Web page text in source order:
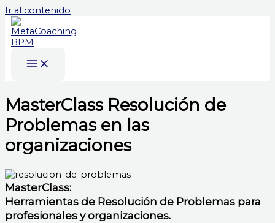
Ir al contenido
MasterClass Resolución de
Problemas en las
organizaciones
MasterClass:
Herramientas de Resolución de Problemas para
profesionales y organizaciones.